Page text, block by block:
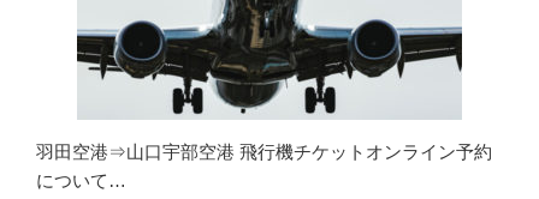
羽田空港⇒山口宇部空港 飛行機チケットオンライン予約
について…